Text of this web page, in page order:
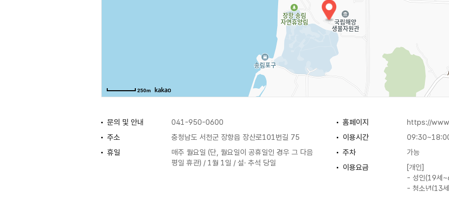
250m
문의 및 안내 041-950-0600 홈페이지
https://
주소
충청남도 서천군 장항읍 장산로101번길 75 이용시간
휴일
매주 월요일 (단, 월요일이 공휴일인 경우 그 다음
평일 휴관) / 1월 1일 / 설· 추석 당일
주차
가능
이용요금
[개인]
- 성인(19세
- 청소년(13